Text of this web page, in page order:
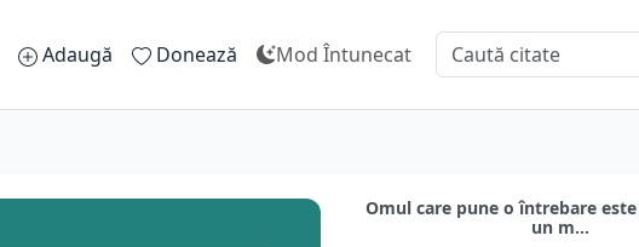
Adaugă Donează Mod Întunecat
Omul care pune o întrebare
un m...